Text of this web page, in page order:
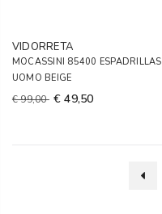
VIDORRETA
MOCASSINI 85400 ESPADRILLAS
UOMO BEIGE
€ 99,00 € 49,50